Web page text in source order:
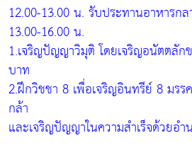
12.00-13.00 น. รับประทานอาหารก
13.00-16.00 น.
1.เจริญปัญญาวิมุติ โดยเจริญอนัตตลั
บาท
2.ฝึกวิชชา 8 เพื่อเจริญอินทรีย์ 8 มร
กล้า
และเจริญปัญญาในความสำเร็จด้วยอ